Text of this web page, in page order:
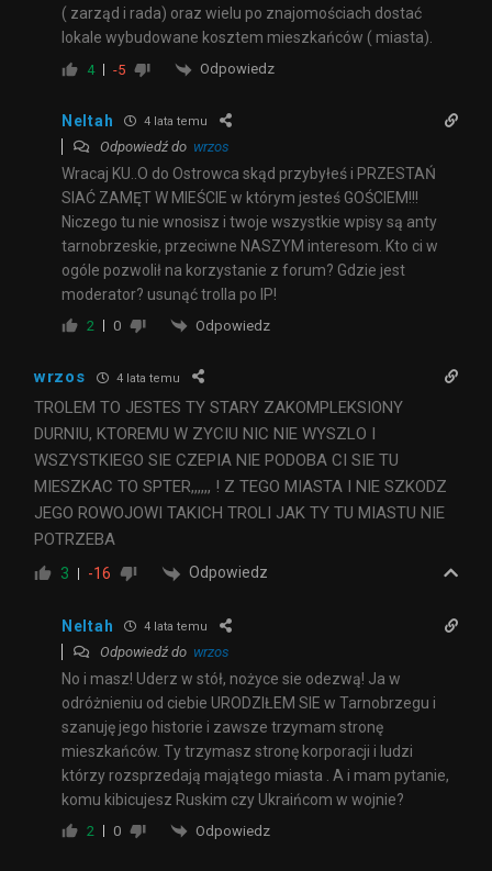
( zarząd i rada) oraz wielu po znajomościach dostać
lokale wybudowane kosztem mieszkańców ( miasta).
4 -5 Odpowiedz
Neltah 4 lata temu
Odpowiedź do wrzos
Wracaj KU..O do Ostrowca skąd przybyłeś i PRZESTAŃ
SIAĆ ZAMĘT W MIEŚCIE w którym jesteś GOŚCIEM!!!
Niczego tu nie wnosisz i twoje wszystkie wpisy są anty
tarnobrzeskie, przeciwne NASZYM interesom. Kto ci w
ogóle pozwolił na korzystanie z forum? Gdzie jest
moderator? usunąć trolla po IP!
2 0 Odpowiedz
wrzos 4 lata temu
TROLEM TO JESTES TY STARY ZAKOMPLEKSIONY
DURNIU, KTOREMU W ZYCIU NIC NIE WYSZLO I
WSZYSTKIEGO SIE CZEPIA NIE PODOBA CI SIE TU
MIESZKAC TO SPTER,,,,,, ! Z TEGO MIASTA I NIE SZKODZ
JEGO ROWOJOWI TAKICH TROLI JAK TY TU MIASTU NIE
POTRZEBA
3 -16 Odpowiedz
Neltah 4 lata temu
Odpowiedź do wrzos
No i masz! Uderz w stół, nożyce sie odezwą! Ja w
odróżnieniu od ciebie URODZIŁEM SIE w Tarnobrzegu i
szanuję jego historie i zawsze trzymam stronę
mieszkańców. Ty trzymasz stronę korporacji i ludzi
którzy rozsprzedają majątego miasta . A i mam pytanie,
komu kibicujesz Ruskim czy Ukraińcom w wojnie?
2 0 Odpowiedz